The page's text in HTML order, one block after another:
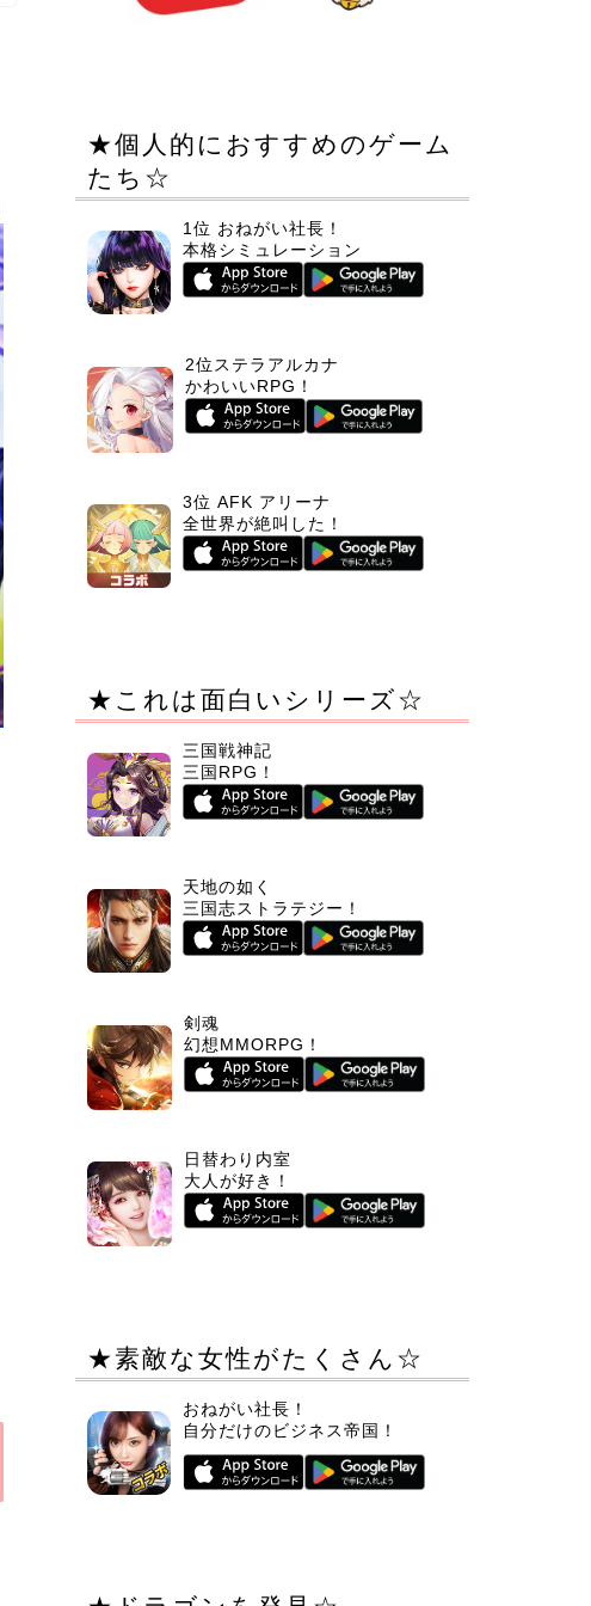
★個人的におすすめのゲーム
たち☆
1位 おねがい社長！
本格シミュレーション
2位ステラアルカナ
かわいいRPG！
3位 AFK アリーナ
全世界が絶叫した！
★これは面白いシリーズ☆
三国戦神記
三国RPG！
天地の如く
三国志ストラテジー！
剣魂
幻想MMORPG！
日替わり内室
大人が好き！
★素敵な女性がたくさん☆
おねがい社長！
自分だけのビジネス帝国！